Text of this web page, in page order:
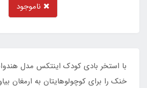
ناموجود
با استخر بادی کودک اینتکس مدل
خنک را برای کوچولوهایتان به ارمغان